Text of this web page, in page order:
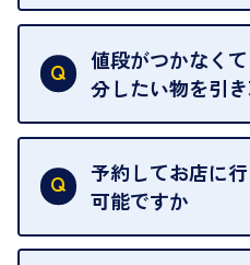
査定額は当日限り有効
中古市場が日々変動す
わることがございます
値段がつかなく
分したい物を引
再販不可能な物は、
がございます。ご了承
予約してお店に
可能ですか
申し訳ありませんが